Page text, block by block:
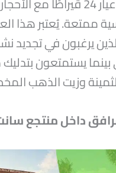
ممتعة. يُعتبر هذا
يرغبون في
بينما يستمتعون
وزيت الذهب
داخل منتجع